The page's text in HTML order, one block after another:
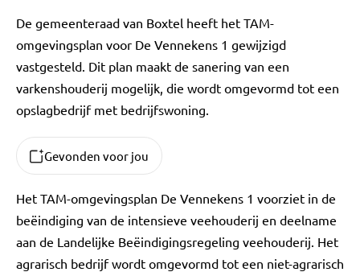
De gemeenteraad van Boxtel heeft het TAM-
omgevingsplan voor De Vennekens 1 gewijzigd
vastgesteld. Dit plan maakt de sanering van een
varkenshouderij mogelijk, die wordt omgevormd tot een
opslagbedrijf met bedrijfswoning.
Gevonden voor jou
Het TAM-omgevingsplan De Vennekens 1 voorziet in de
beëindiging van de intensieve veehouderij en deelname
aan de Landelijke Beëindigingsregeling veehouderij. Het
agrarisch bedrijf wordt omgevormd tot een niet-agrarisch